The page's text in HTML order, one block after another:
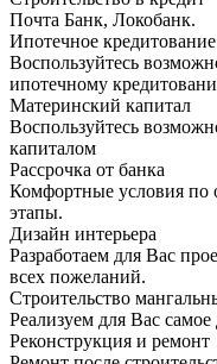
Почта Банк, Локобанк.
Ипотечное кредитование
Воспользуйтесь
ипотечному
Материнский капитал
Воспользуйтесь
капиталом
Рассрочка от банка
Комфортные условия по
этапы.
Дизайн интерьера
Разработаем для Вас
всех пожеланий.
Строительство
Реализуем для Вас
Реконструкция и ремонт